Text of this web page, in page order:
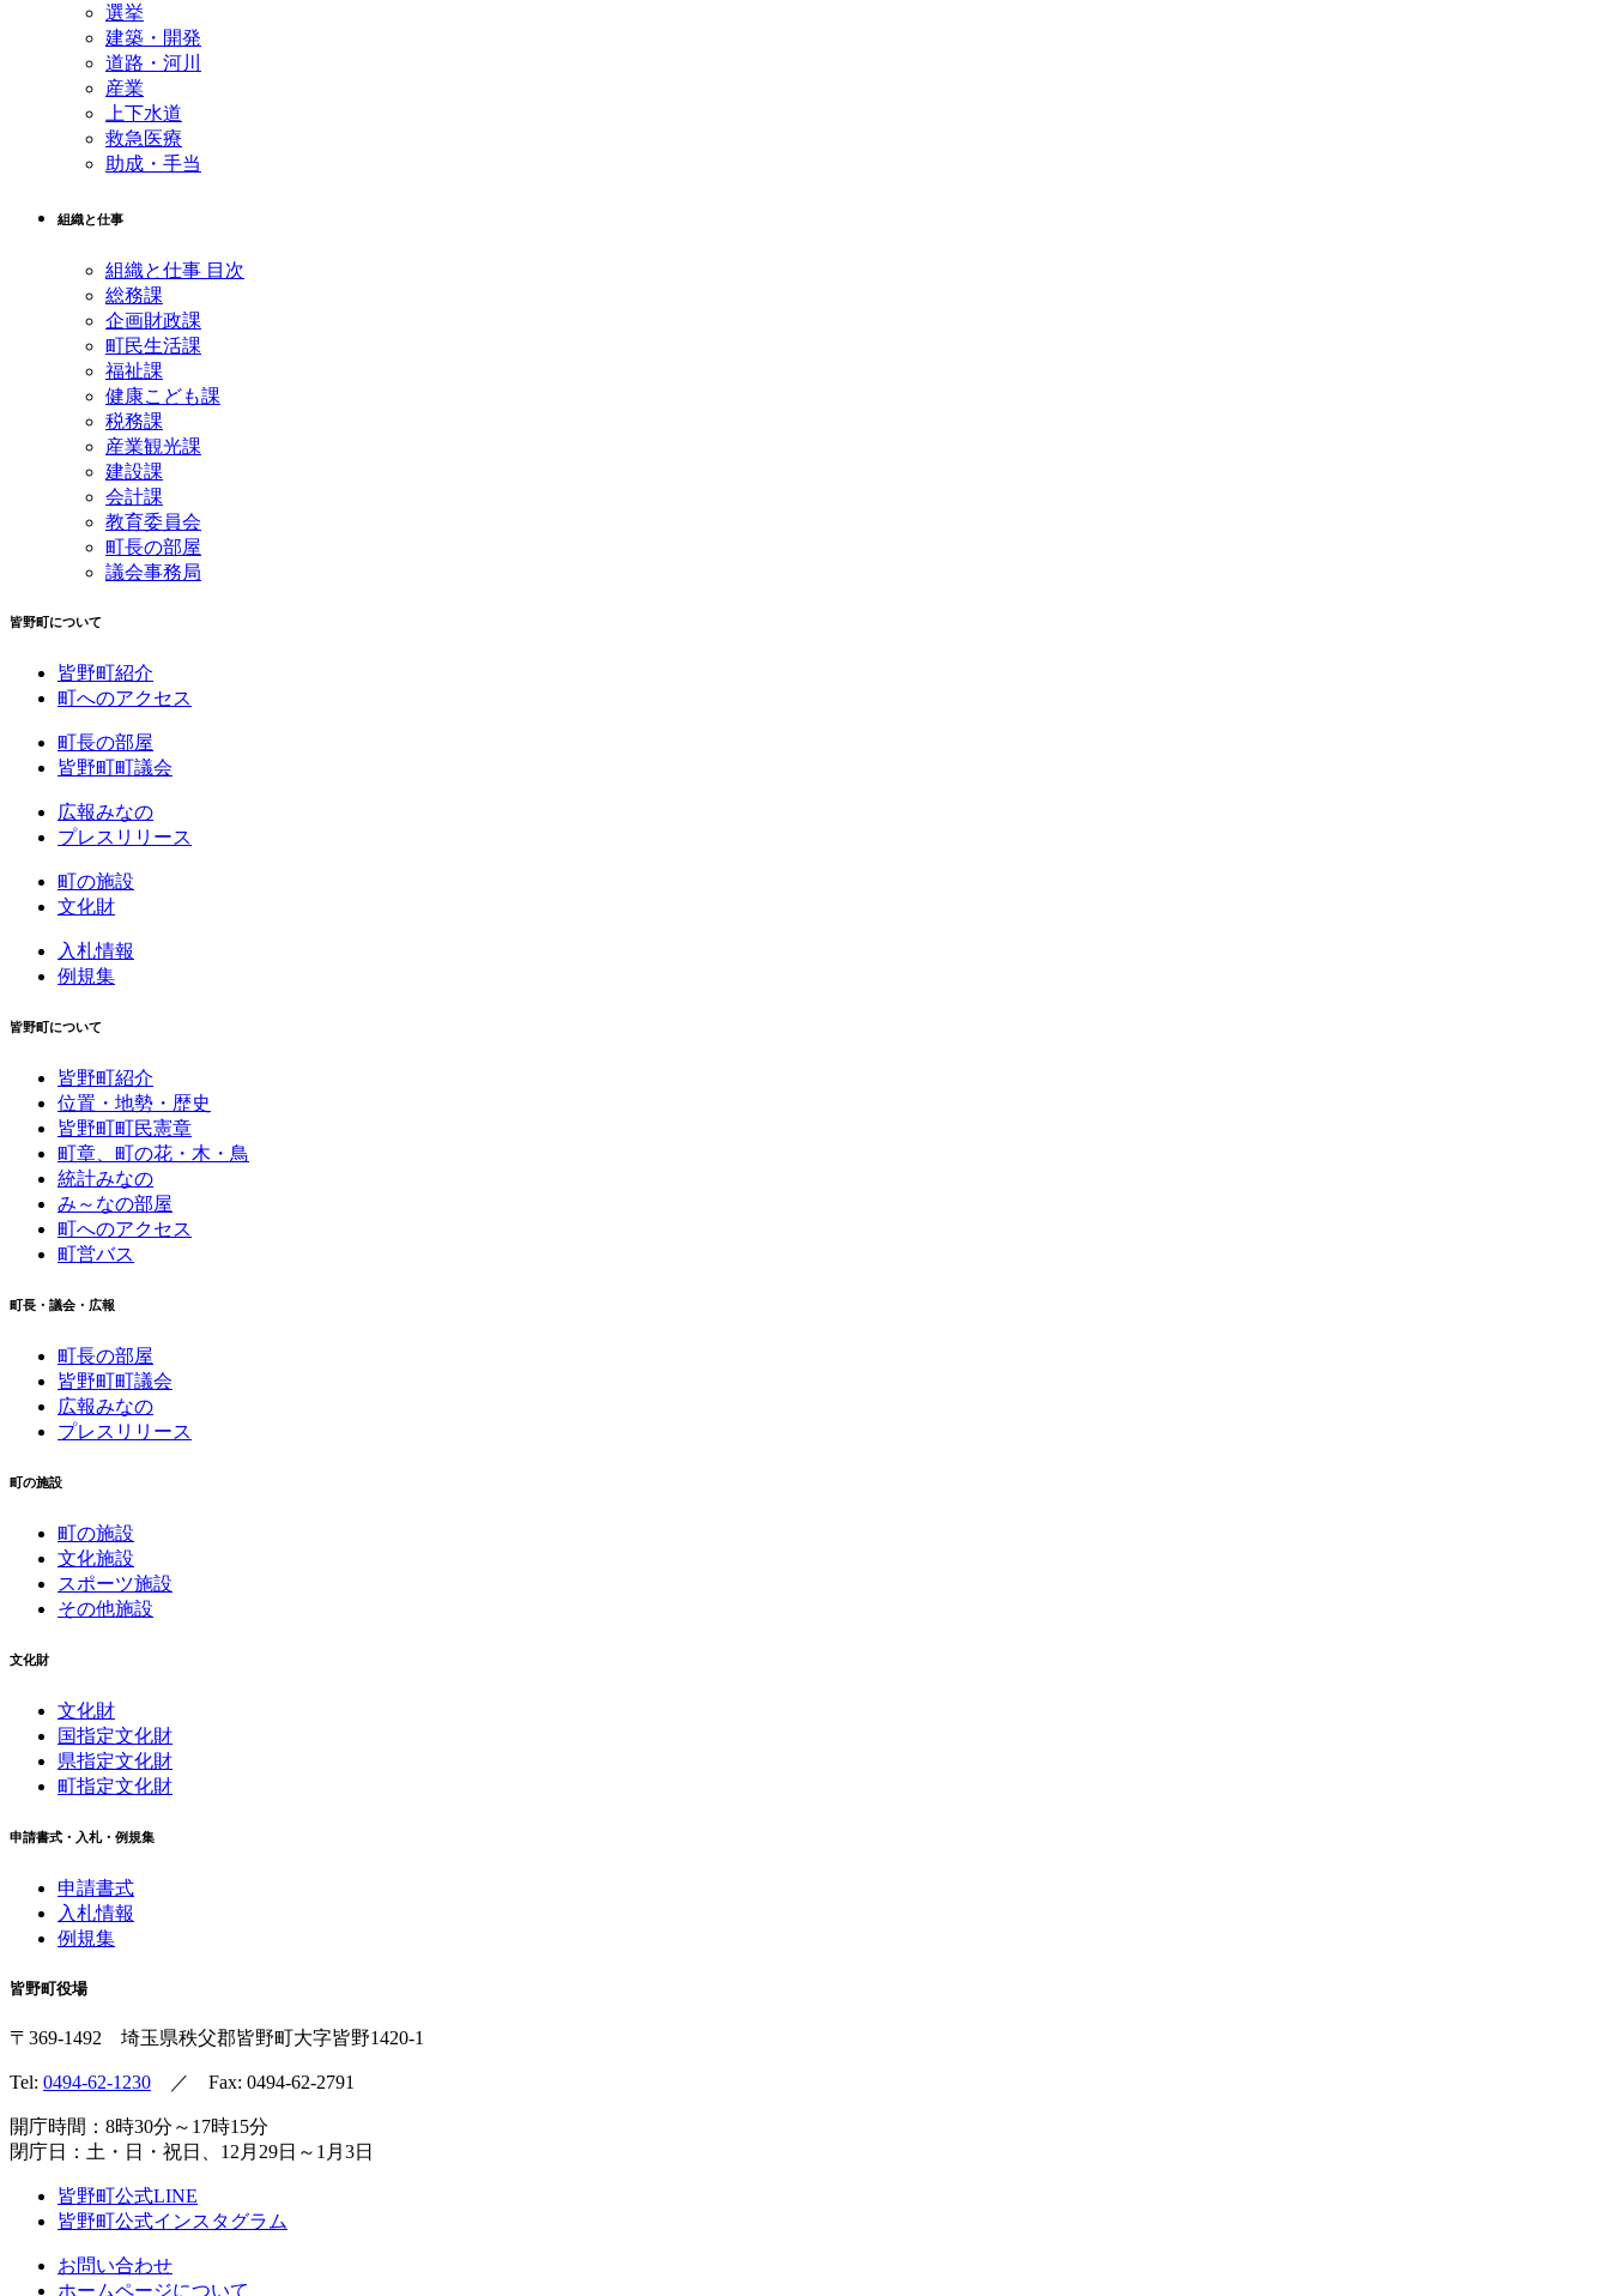
選挙
建築・開発
道路・河川
産業
上下水道
救急医療
助成・手当
組織と仕事
組織と仕事 目次
総務課
企画財政課
町民生活課
福祉課
健康こども課
税務課
産業観光課
建設課
会計課
教育委員会
町長の部屋
議会事務局
皆野町について
皆野町紹介
町へのアクセス
町長の部屋
皆野町町議会
広報みなの
プレスリリース
町の施設
文化財
入札情報
例規集
皆野町について
皆野町紹介
位置・地勢・歴史
皆野町町民憲章
町章、町の花・木・鳥
統計みなの
み～なの部屋
町へのアクセス
町営バス
町長・議会・広報
町長の部屋
皆野町町議会
広報みなの
プレスリリース
町の施設
町の施設
文化施設
スポーツ施設
その他施設
文化財
文化財
国指定文化財
県指定文化財
町指定文化財
申請書式・入札・例規集
申請書式
入札情報
例規集
皆野町役場
〒369-1492 埼玉県秩父郡皆野町 大字皆野1420-1
Tel: 0494-62-1230 ／ Fax: 0494-62-2791
開庁時間：8時30分～17時15分
閉庁日：土・日・祝日、12月29日～1月3日
皆野町公式LINE
皆野町公式インスタグラム
お問い合わせ
ホームページについて